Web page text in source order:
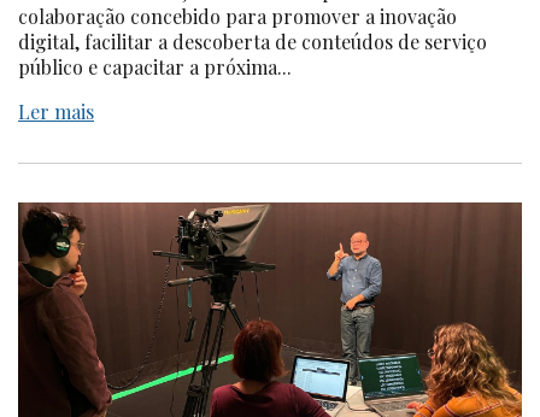
colaboração concebido para promover a inovação
digital, facilitar a descoberta de conteúdos de serviço
público e capacitar a próxima...
Ler mais